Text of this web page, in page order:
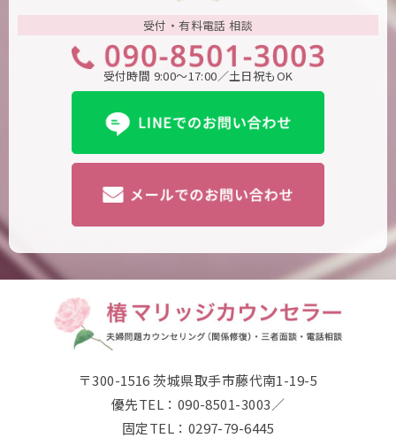
受付・有料電話 相談
受付時間 9:00～17:00／土日祝もOK
〒300-1516 茨城県取手市藤代南1-19-5
優先TEL：090-8501-3003／
固定TEL：0297-79-6445